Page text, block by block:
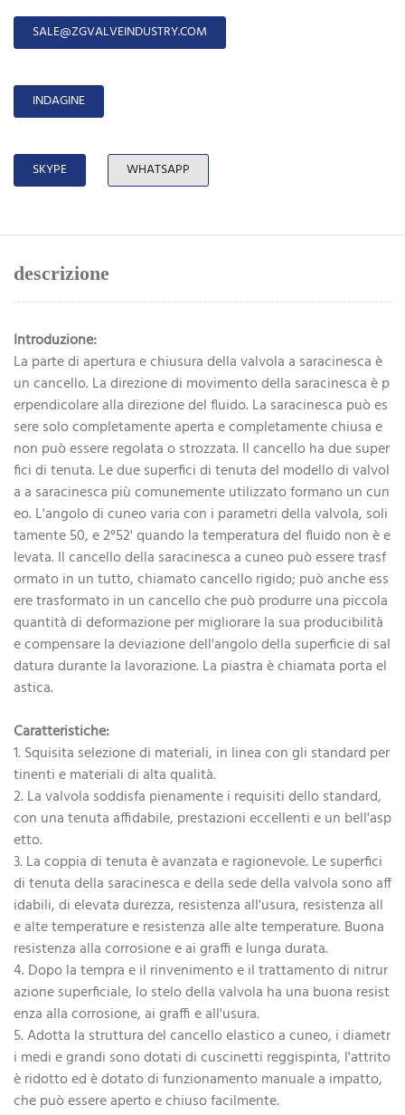
SALE@ZGVALVEINDUSTRY.COM
INDAGINE
SKYPE WHATSAPP
descrizione
Introduzione:
La parte di apertura e chiusura della valvola a saracinesca è
un cancello. La direzione di movimento della saracinesca è p
erpendicolare alla direzione del fluido. La saracinesca può es
sere solo completamente aperta e completamente chiusa e
non può essere regolata o strozzata. Il cancello ha due super
fici di tenuta. Le due superfici di tenuta del modello di valvol
a a saracinesca più comunemente utilizzato formano un cun
eo. L'angolo di cuneo varia con i parametri della valvola, soli
tamente 50, e 2°52' quando la temperatura del fluido non è e
levata. Il cancello della saracinesca a cuneo può essere trasf
ormato in un tutto, chiamato cancello rigido; può anche ess
ere trasformato in un cancello che può produrre una piccola
quantità di deformazione per migliorare la sua producibilità
e compensare la deviazione dell'angolo della superficie di sal
datura durante la lavorazione. La piastra è chiamata porta el
astica.
Caratteristiche:
1. Squisita selezione di materiali, in linea con gli standard per
tinenti e materiali di alta qualità.
2. La valvola soddisfa pienamente i requisiti dello standard,
con una tenuta affidabile, prestazioni eccellenti e un bell'asp
etto.
3. La coppia di tenuta è avanzata e ragionevole. Le superfici
di tenuta della saracinesca e della sede della valvola sono aff
idabili, di elevata durezza, resistenza all'usura, resistenza all
e alte temperature e resistenza alle alte temperature. Buona
resistenza alla corrosione e ai graffi e lunga durata.
4. Dopo la tempra e il rinvenimento e il trattamento di nitrur
azione superficiale, lo stelo della valvola ha una buona resist
enza alla corrosione, ai graffi e all'usura.
5. Adotta la struttura del cancello elastico a cuneo, i diametr
i medi e grandi sono dotati di cuscinetti reggispinta, l'attrito
è ridotto ed è dotato di funzionamento manuale a impatto,
che può essere aperto e chiuso facilmente.